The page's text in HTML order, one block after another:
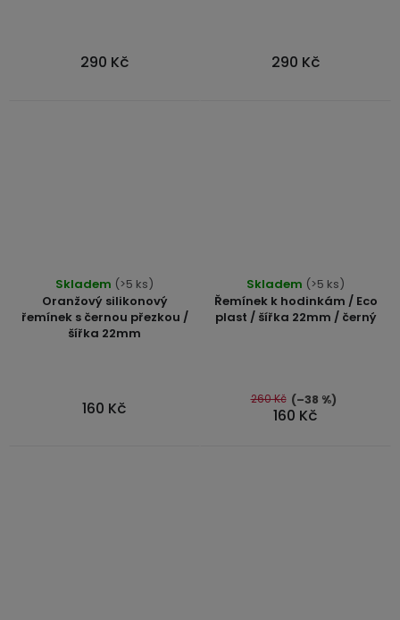
5
290 Kč
5
290 Kč
Oranžový silikonový
řemínek s černou přezkou /
šířka 22mm
Skladem (>5 ks)
160 Kč
Řemínek k hodinkám / Eco
plast / šířka 22mm / černý
Skladem (>5 ks)
160 Kč
260 Kč (–38 %)